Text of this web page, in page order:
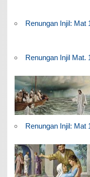
Renungan Injil: Mat
Renungan Injil Mat.
Renungan Injil: Mat